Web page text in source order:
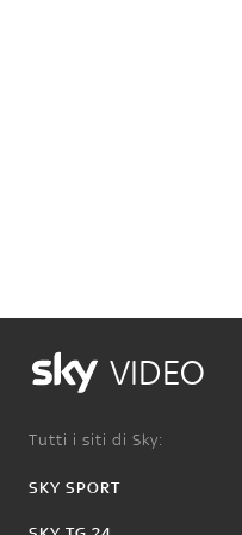
VIDEO
Tutti i siti di Sky:
SKY SPORT